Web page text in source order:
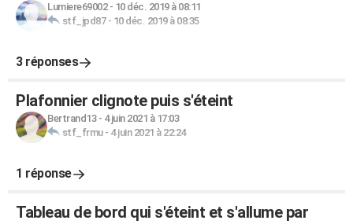
Lumiere69002- 10 déc. 2019 à 08:11
stf_jpd87- 10 déc. 2019 à 08:35
3 réponses
Plafonnier clignote puis s'éteint
Bertrand13- 4 juin 2021 à 17:03
stf_frmu- 4 juin 2021 à 22:24
1 réponse
Tableau de bord qui s'éteint et s'allume par